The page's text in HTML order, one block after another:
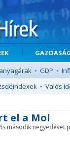
• GDP •
• Valós
el a Mol
második